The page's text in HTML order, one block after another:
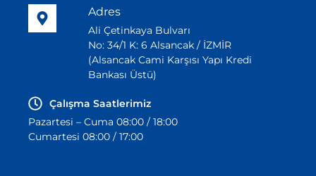
Adres
Ali Çetinkaya Bulvarı
No: 34/1 K: 6 Alsancak / İZMİR
(Alsancak Cami Karşısı Yapı Kredi
Bankası Üstü)
Çalışma Saatlerimiz
Pazartesi – Cuma 08:00 / 18:00
Cumartesi 08:00 / 17:00